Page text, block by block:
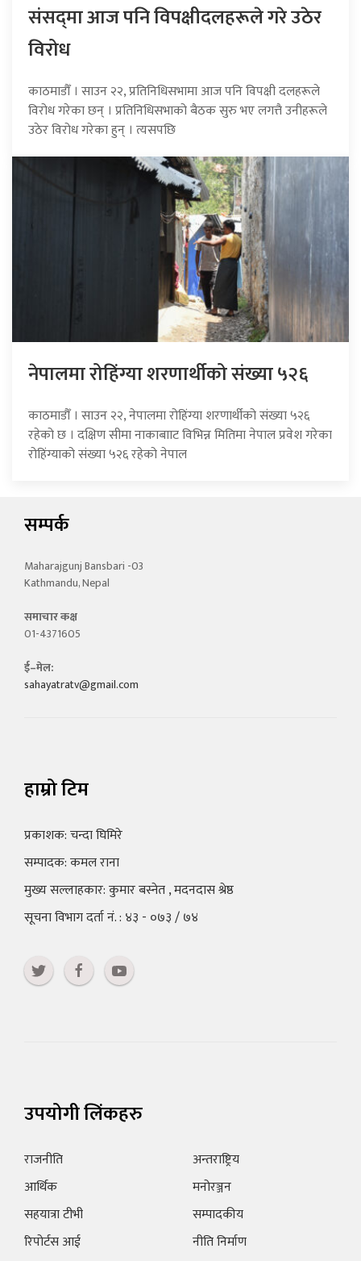
संसद्‍मा आज पनि विपक्षीदलहरूले गरे उठेर
विरोध
काठमाडौँ । साउन २२, प्रतिनिधिसभामा आज पनि विपक्षी दलहरूले
विरोध गरेका छन् । प्रतिनिधिसभाको बैठक सुरु भए लगत्तै उनीहरूले
उठेर विरोध गरेका हुन् । त्यसपछि
नेपालमा रोहिंग्या शरणार्थीको संख्या ५२६
काठमाडौँ । साउन २२, नेपालमा रोहिंग्या शरणार्थीको संख्या ५२६
रहेको छ । दक्षिण सीमा नाकाबााट विभिन्न मितिमा नेपाल प्रवेश गरेका
रोहिंग्याको संख्या ५२६ रहेको नेपाल
सम्पर्क
Maharajgunj Bansbari -03
Kathmandu, Nepal
समाचार कक्ष
01-4371605
ई–मेल:
sahayatratv@gmail.com
हाम्रो टिम
प्रकाशक: चन्दा घिमिरे
सम्पादक: कमल राना
मुख्य सल्लाहकार: कुमार बस्नेत , मदनदास श्रेष्ठ
सूचना विभाग दर्ता नं. : ४३ - ०७३ / ७४
उपयोगी लिंकहरु
राजनीति
आर्थिक
सहयात्रा टीभी
रिपोर्टस आई
अन्तराष्ट्रिय
मनोरञ्जन
सम्पादकीय
नीति निर्माण